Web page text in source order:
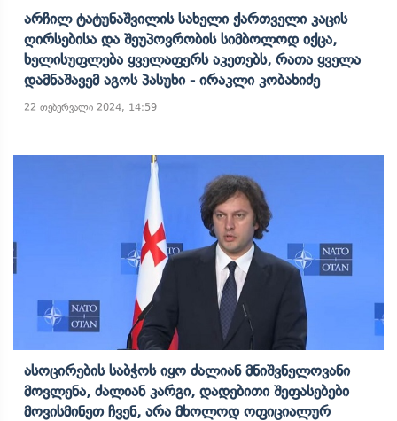
Არჩილ Ტატუნაშვილის Სახელი Ქართველი Კაცის
Ღირსებისა Და Შეუპოვრობის Სიმბოლოდ Იქცა,
Ხელისუფლება Ყველაფერს Აკეთებს, Რათა Ყველა
Დამნაშავემ Აგოს Პასუხი - Ირაკლი Კობახიძე
22 თებერვალი 2024, 14:59
Ასოცირების Საბჭოს Იყო Ძალიან Მნიშვნელოვანი
Მოვლენა, Ძალიან Კარგი, Დადებითი Შეფასებები
Მოვისმინეთ Ჩვენ, Არა Მხოლოდ Ოფიციალურ